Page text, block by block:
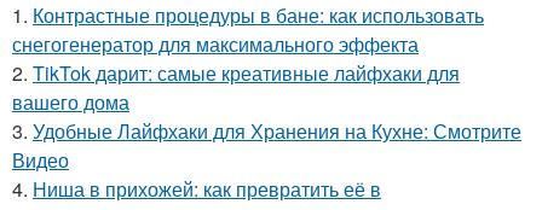
1. Контрастные процедуры в бане: как использовать
снегогенератор для максимального эффекта
2. TikTok дарит: самые креативные лайфхаки для
вашего дома
3. Удобные Лайфхаки для Хранения на Кухне: Смотрите
Видео
4. Ниша в прихожей: как превратить её в